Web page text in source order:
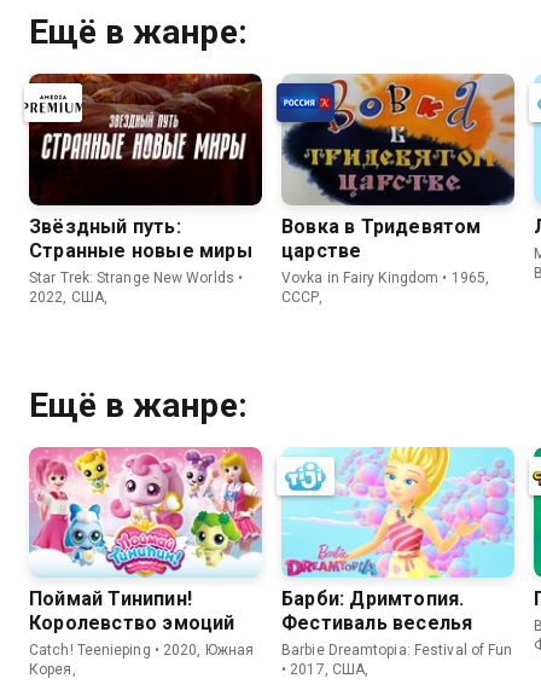
Ещё в жанре:
Звёздный путь:
Странные новые миры
Star Trek: Strange New Worlds •
2022, США,
Вовка в Тридевятом
царстве
Vovka in Fairy Kingdom • 1965,
СССР,
Ещё в жанре:
Поймай Тинипин!
Королевство эмоций
Catch! Teenieping • 2020, Южная
Корея,
Барби: Дримтопия.
Фестиваль веселья
Barbie Dreamtopia: Festival of Fun
• 2017, США,